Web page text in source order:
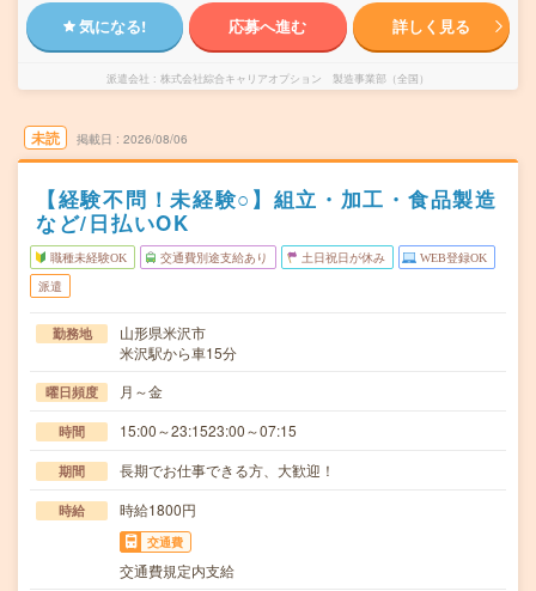
気になる! 応募へ進む 詳しく見る
派遣会社 株式会社綜合キャリアオプション 製造事業部（全国）
未読 掲載日 2026/08/06
【経験不問！未経験○】組立・加工・食品製造
など/日払いOK
職種未経験OK 交通費別途支給あり 土日祝日が休み WEB登録OK
派遣
勤務地
山形県米沢市
米沢駅から車15分
曜日頻度 月～金
時間 15:00～23:1523:00～07:15
期間 長期でお仕事できる方、大歓迎！
時給 時給1800円
交通費
交通費規定内支給